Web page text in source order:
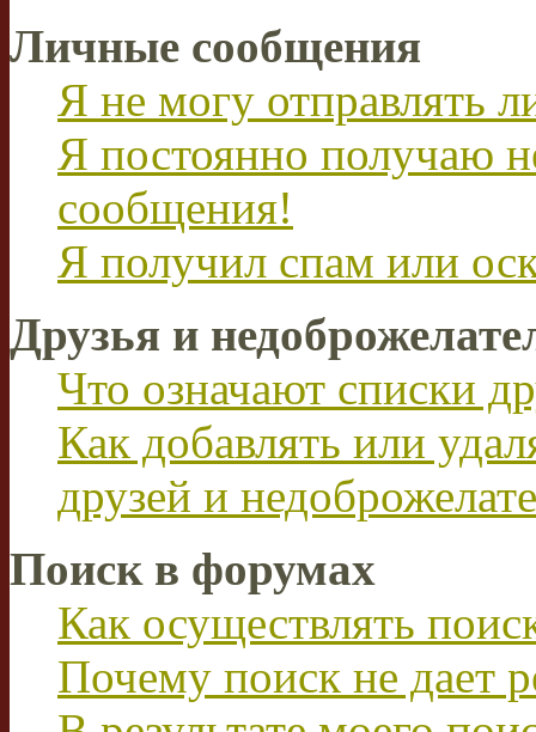
Личные сообщения
Я не могу отправлять
Я постоянно получаю
сообщения!
Я получил спам или
Друзья и
Что означают списки
Как добавлять или
друзей и
Поиск в форумах
Как осуществлять
Почему поиск не дает